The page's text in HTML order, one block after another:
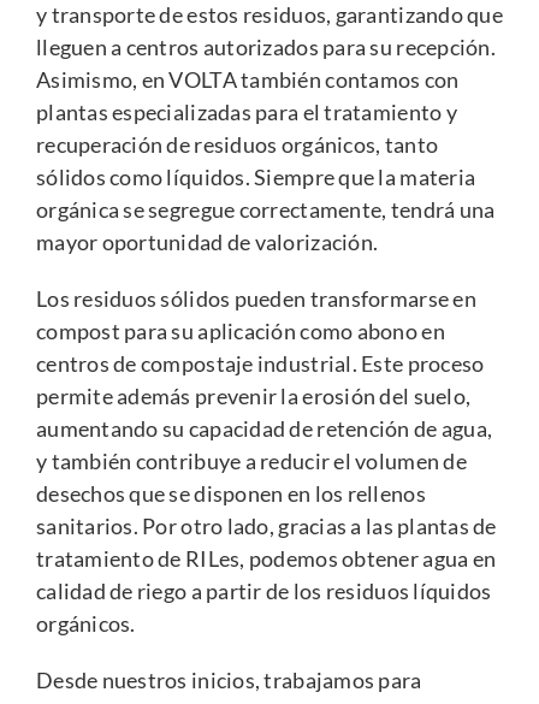
y transporte de estos residuos, garantizando que
lleguen a centros autorizados para su recepción.
Asimismo, en VOLTA también contamos con
plantas especializadas para el tratamiento y
recuperación de residuos orgánicos, tanto
sólidos como líquidos. Siempre que la materia
orgánica se segregue correctamente, tendrá una
mayor oportunidad de valorización.
Los residuos sólidos pueden transformarse en
compost para su aplicación como abono en
centros de compostaje industrial. Este proceso
permite además prevenir la erosión del suelo,
aumentando su capacidad de retención de agua,
y también contribuye a reducir el volumen de
desechos que se disponen en los rellenos
sanitarios. Por otro lado, gracias a las plantas de
tratamiento de RILes, podemos obtener agua en
calidad de riego a partir de los residuos líquidos
orgánicos.
Desde nuestros inicios, trabajamos para